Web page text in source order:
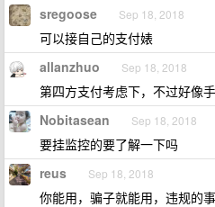
sregoose Sep 18, 2018
可以接自己的支付婊
allanzhuo Sep 18, 2018
第四方支付考虑下，不过好像
Nobitasean Sep 18, 2018
要挂监控的要了解一下吗
reus Sep 18, 2018
你能用，骗子就能用，违规的